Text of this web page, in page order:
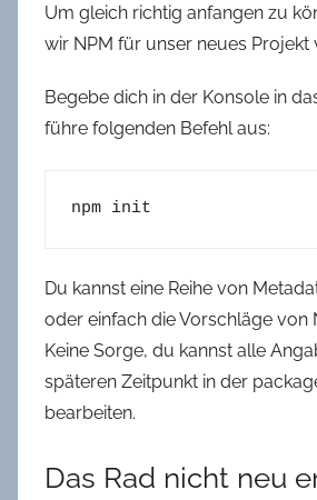
Um gleich richtig anfangen zu
wir NPM für unser neues Projekt
Begebe dich in der Konsole in
führe folgenden Befehl aus:
npm init
Du kannst eine Reihe von
oder einfach die Vorschläge von
Keine Sorge, du kannst alle
späteren Zeitpunkt in der
bearbeiten.
Das Rad nicht neu